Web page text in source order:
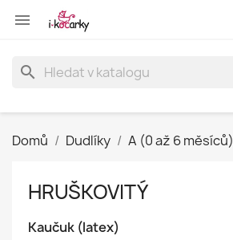

search
Domů Dudlíky A (0 až 6 měsíců)
HRUŠKOVITÝ
Kaučuk (latex)